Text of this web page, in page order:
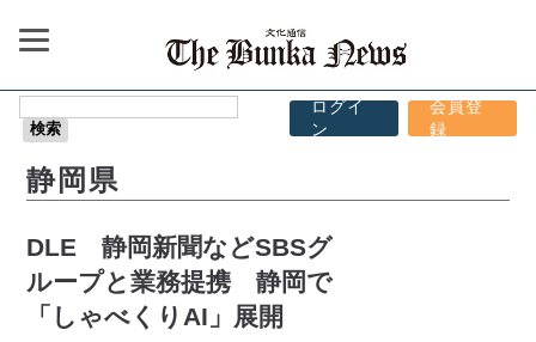
ログイ
ン
会員登
録
静岡県
DLE 静岡新聞などSBSグ
ループと業務提携 静岡で
「しゃべくりAI」展開